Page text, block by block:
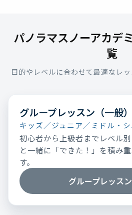
パノラマスノーアカデ
覧
目的やレベルに合わせて最適なレッ
グループレッスン（一般）
キッズ／ジュニア／ミドル・
初心者から上級者までレベル
と一緒に「できた！」を積み
す。
グループレッス